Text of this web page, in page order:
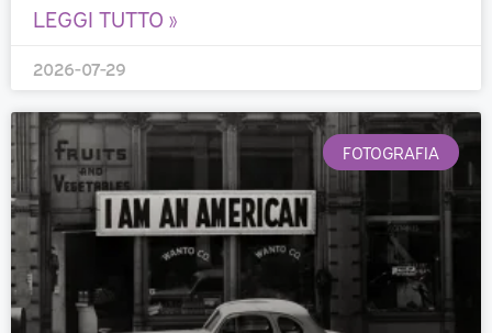
LEGGI TUTTO »
2026-07-29
FOTOGRAFIA